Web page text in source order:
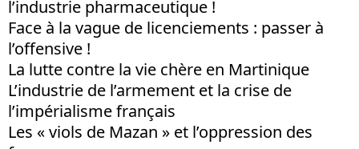
l’industrie pharmaceutique !
Face à la vague de licenciements : passer à
l’offensive !
La lutte contre la vie chère en Martinique
L’industrie de l’armement et la crise de
l’impérialisme français
Les « viols de Mazan » et l’oppression des